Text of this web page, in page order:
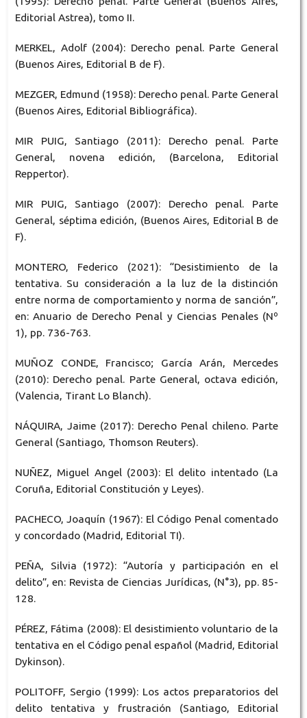
Editorial Astrea), tomo II.
MERKEL, Adolf (2004): Derecho penal. Parte General
(Buenos Aires, Editorial B de F).
MEZGER, Edmund (1958): Derecho penal. Parte General
(Buenos Aires, Editorial Bibliográfica).
MIR PUIG, Santiago (2011): Derecho penal. Parte
General, novena edición, (Barcelona, Editorial
Reppertor).
MIR PUIG, Santiago (2007): Derecho penal. Parte
General, séptima edición, (Buenos Aires, Editorial B de
F).
MONTERO, Federico (2021): “Desistimiento de la
tentativa. Su consideración a la luz de la distinción
entre norma de comportamiento y norma de sanción”,
en: Anuario de Derecho Penal y Ciencias Penales (Nº
1), pp. 736-763.
MUÑOZ CONDE, Francisco; García Arán, Mercedes
(2010): Derecho penal. Parte General, octava edición,
(Valencia, Tirant Lo Blanch).
NÁQUIRA, Jaime (2017): Derecho Penal chileno. Parte
General (Santiago, Thomson Reuters).
NUÑEZ, Miguel Angel (2003): El delito intentado (La
Coruña, Editorial Constitución y Leyes).
PACHECO, Joaquín (1967): El Código Penal comentado
y concordado (Madrid, Editorial TI).
PEÑA, Silvia (1972): “Autoría y participación en el
delito”, en: Revista de Ciencias Jurídicas, (N°3), pp. 85-
128.
PÉREZ, Fátima (2008): El desistimiento voluntario de la
tentativa en el Código penal español (Madrid, Editorial
Dykinson).
POLITOFF, Sergio (1999): Los actos preparatorios del
delito tentativa y frustración (Santiago, Editorial